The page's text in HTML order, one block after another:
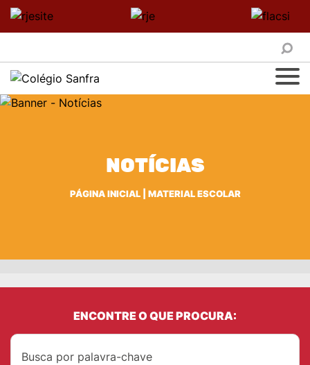
NOTÍCIAS
PÁGINA INICIAL| MATERIAL ESCOLAR
ENCONTRE O QUE PROCURA: